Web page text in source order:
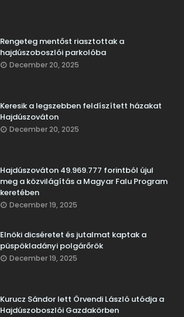
Rengeteg mentőst riasztottak a
hajdúszoboszlói parkolóba
December 20, 2025
Keresik a legszebben feldíszített házakat
Hajdúszováton
December 20, 2025
Hajdúszováton 49.969.777 forintból újul
meg a közvilágítás a Magyar Falu Program
keretében
December 19, 2025
Elnöki dicséretet és jutalmat kaptak a
püspökladányi polgárőrök
December 19, 2025
Kurucz Sándor lett Örvendi László utódja a
Hajdúszoboszlói Gazdakörben